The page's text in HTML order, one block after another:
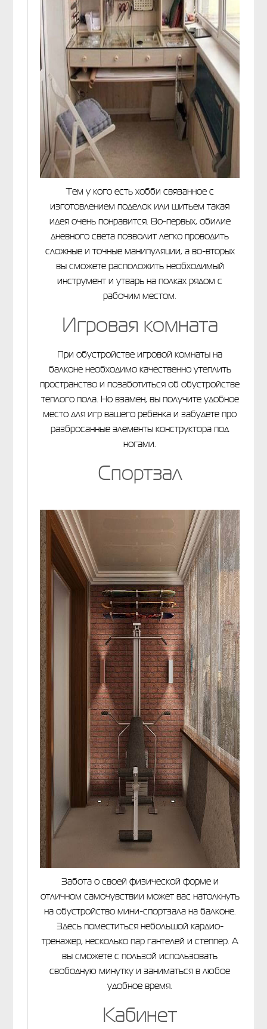
Тем у кого есть хобби связанное с
изготовлением поделок или шитьем такая
идея очень понравится. Во-первых, обилие
дневного света позволит легко проводить
сложные и точные манипуляции, а во-вторых
вы сможете расположить необходимый
инструмент и утварь на полках рядом с
рабочим местом.
Игровая комната
При обустройстве игровой комнаты на
балконе необходимо качественно утеплить
пространство и позаботиться об обустройстве
теплого пола. Но взамен, вы получите удобное
место для игр вашего ребенка и забудете про
разбросанные элементы конструктора под
ногами.
Спортзал
Забота о своей физической форме и
отличном самочувствии может вас натолкнуть
на обустройство мини-спортзала на балконе.
Здесь поместиться небольшой кардио-
тренажер, несколько пар гантелей и степпер. А
вы сможете с пользой использовать
свободную минутку и заниматься в любое
удобное время.
Кабинет